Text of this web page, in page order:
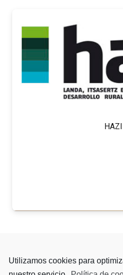
HAZI
Utilizamos cookies para